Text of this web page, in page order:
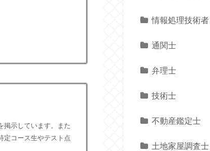
掲示しています。また
定コース生やテスト点
情報処理技術者
通関士
弁理士
技術士
不動産鑑定士
土地家屋調査士